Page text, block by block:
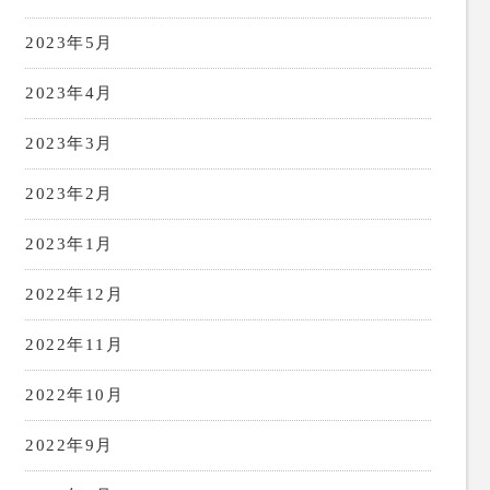
2023年5月
2023年4月
2023年3月
2023年2月
2023年1月
2022年12月
2022年11月
2022年10月
2022年9月